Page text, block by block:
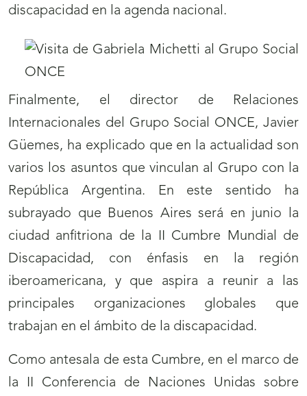
discapacidad en la agenda nacional.
Finalmente, el director de Relaciones
Internacionales del Grupo Social ONCE, Javier
Güemes, ha explicado que en la actualidad son
varios los asuntos que vinculan al Grupo con la
República Argentina. En este sentido ha
subrayado que Buenos Aires será en junio la
ciudad anfitriona de la II Cumbre Mundial de
Discapacidad, con énfasis en la región
iberoamericana, y que aspira a reunir a las
principales organizaciones globales que
trabajan en el ámbito de la discapacidad.
Como antesala de esta Cumbre, en el marco de
la II Conferencia de Naciones Unidas sobre